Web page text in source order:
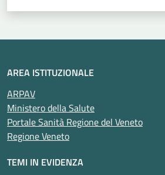
AREA ISTITUZIONALE
ARPAV
Ministero della Salute
Portale Sanità Regione del Veneto
Regione Veneto
TEMI IN EVIDENZA